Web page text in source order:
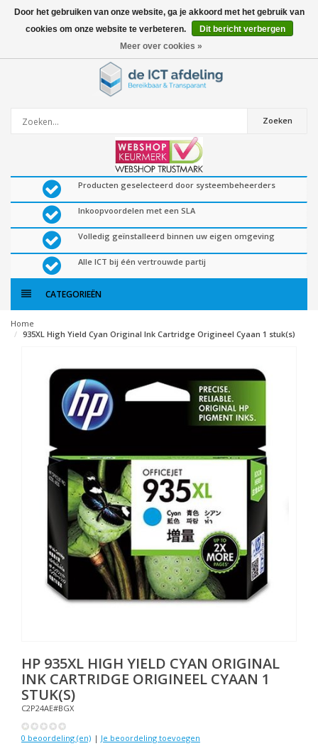
0artikelen
Zoeken
Producten geselecteerd door systeembeheerders
Inkoopvoordelen met een SLA
Volledig geïnstalleerd binnen uw eigen omgeving
Alle ICT bij één vertrouwde partij
CATEGORIEËN
Home
935XL High Yield Cyan Original Ink Cartridge Origineel Cyaan 1 stuk(s)
HP 935XL HIGH YIELD CYAN ORIGINAL
INK CARTRIDGE ORIGINEEL CYAAN 1
STUK(S)
C2P24AE#BGX
0 beoordeling (en) | Je beoordeling toevoegen
Door het gebruiken van onze website, ga je akkoord met het gebruik van
cookies om onze website te verbeteren.
Dit bericht verbergen
Meer over cookies »